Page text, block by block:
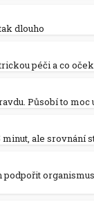
dlouho
péči a co
Působí to moc
ale srovnání